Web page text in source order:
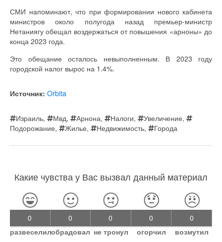
СМИ напоминают, что при формировании нового кабинета
министров около полугода назад премьер-министр
Нетаниягу обещал воздержаться от повышения «арноны» до
конца 2023 года.
Это обещание осталось невыполненным. В 2023 году
городской налог вырос на 1.4%.
Источник: Orbita
Израиль, Мвд, Арнона, Налоги, Увеличение,
Подорожание, Жилье, Недвижимость, Города
Какие чувства у Вас вызвал данный материал
0
развеселил
0
обрадовал
0
не тронул
0
огорчил
0
возмутил